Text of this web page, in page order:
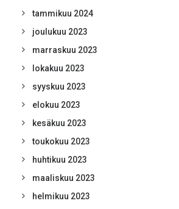
tammikuu 2024
joulukuu 2023
marraskuu 2023
lokakuu 2023
syyskuu 2023
elokuu 2023
kesäkuu 2023
toukokuu 2023
huhtikuu 2023
maaliskuu 2023
helmikuu 2023